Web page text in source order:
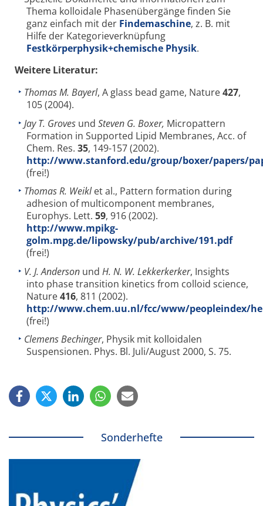
Thema kolloidale Phasenübergänge finden Sie
ganz einfach mit der Findemaschine, z. B. mit
Hilfe der Kategorieverknüpfung
Festkörperphysik+chemische Physik.
Weitere Literatur:
Thomas M. Bayerl, A glass bead game, Nature427,
105 (2004).
Jay T. Groves und Steven G. Boxer, Micropattern
Formation in Supported Lipid Membranes, Acc. of
Chem. Res. 35, 149-157 (2002).
http://www.stanford.edu/group/boxer/papers/
(frei!)
Thomas R. Weiklet al., Pattern formation during
adhesion of multicomponent membranes,
Europhys. Lett. 59, 916 (2002).
http://www.mpikg-
golm.mpg.de/lipowsky/pub/archive/191.pdf
(frei!)
V. J. Anderson und H. N. W. Lekkerkerker, Insights
into phase transition kinetics from colloid science,
Nature416, 811 (2002).
http://www.chem.uu.nl/fcc/www/peopleindex/
(frei!)
Clemens Bechinger, Physik mit kolloidalen
Suspensionen. Phys. Bl. Juli/August 2000, S. 75.
Sonderhefte